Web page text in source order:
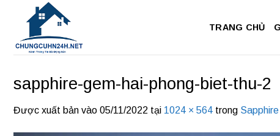
dung
TRANG CHỦ
sapphire-gem-hai-phong-biet-thu-2
Được xuất bản vào 05/11/2022 tại 1024 × 564 trong